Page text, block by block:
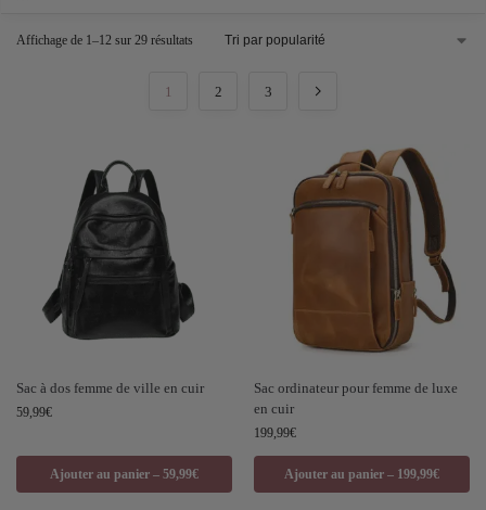
Affichage de 1–12 sur 29 résultats
1 2 3
Sac à dos femme de ville en cuir
59,99€
Ajouter au panier – 59,99€
Sac ordinateur pour femme de luxe
en cuir
199,99€
Ajouter au panier – 199,99€